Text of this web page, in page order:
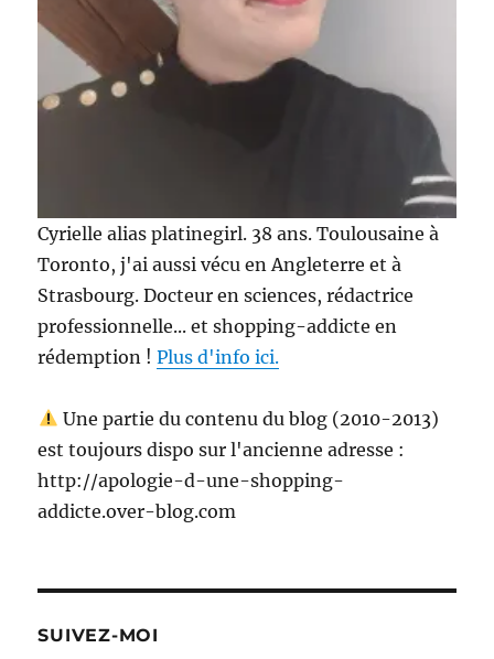
Cyrielle alias platinegirl. 38 ans. Toulousaine à
Toronto, j'ai aussi vécu en Angleterre et à
Strasbourg. Docteur en sciences, rédactrice
professionnelle... et shopping-addicte en
rédemption !Plus d'info ici.
Une partie du contenu du blog (2010-2013)
est toujours dispo sur l'ancienne adresse :
http://apologie-d-une-shopping-
addicte.over-blog.com
SUIVEZ-MOI